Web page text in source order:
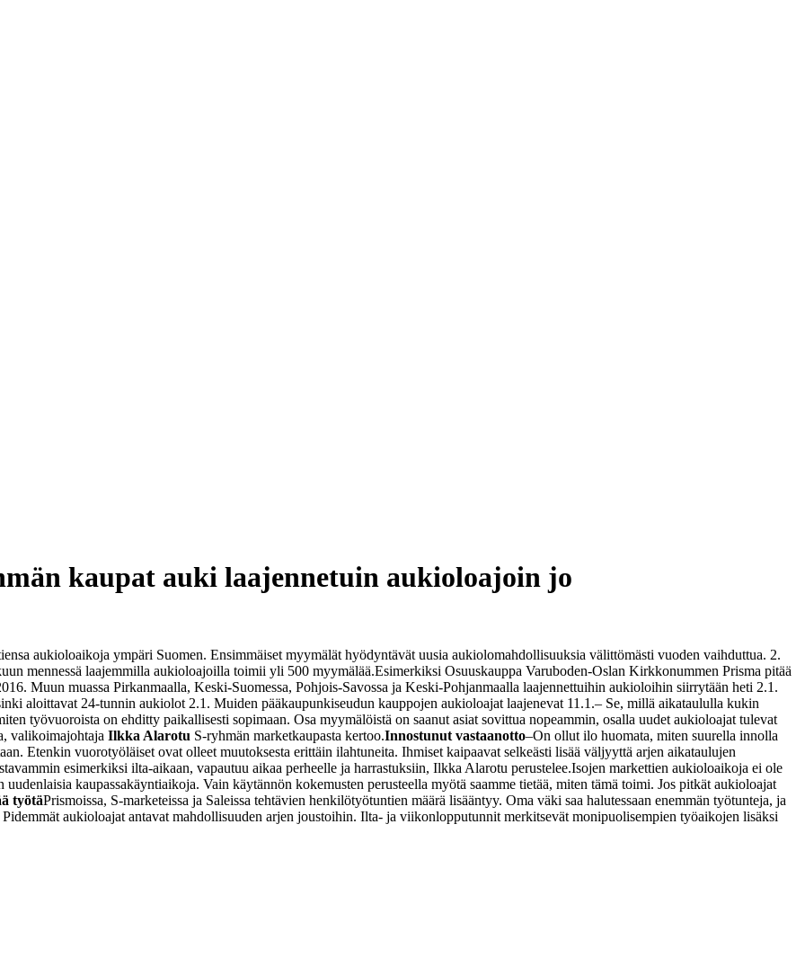
kaupat auki laajennetuin aukioloajoin jo
aukioloaikoja ympäri Suomen. Ensimmäiset myymälät hyödyntävät uusia aukiolomahdollisuuksia välittömästi vuoden vaihduttua. 2.
mennessä laajemmilla aukioloajoilla toimii yli 500 myymälää.Esimerkiksi Osuuskauppa Varuboden-Oslan Kirkkonummen Prisma pitää
Muun muassa Pirkanmaalla, Keski-Suomessa, Pohjois-Savossa ja Keski-Pohjanmaalla laajennettuihin aukioloihin siirrytään heti 2.1.
aloittavat 24-tunnin aukiolot 2.1. Muiden pääkaupunkiseudun kauppojen aukioloajat laajenevat 11.1.– Se, millä aikataululla kukin
työvuoroista on ehditty paikallisesti sopimaan. Osa myymälöistä on saanut asiat sovittua nopeammin, osalla uudet aukioloajat tulevat
valikoimajohtaja Ilkka Alarotu S-ryhmän marketkaupasta kertoo.Innostunut vastaanotto–On ollut ilo huomata, miten suurella innolla
Etenkin vuorotyöläiset ovat olleet muutoksesta erittäin ilahtuneita. Ihmiset kaipaavat selkeästi lisää väljyyttä arjen aikataulujen
esimerkiksi ilta-aikaan, vapautuu aikaa perheelle ja harrastuksiin, Ilkka Alarotu perustelee.Isojen markettien aukioloaikoja ei ole
uudenlaisia kaupassakäyntiaikoja. Vain käytännön kokemusten perusteella myötä saamme tietää, miten tämä toimi. Jos pitkät aukioloajat
työtäPrismoissa, S-marketeissa ja Saleissa tehtävien henkilötyötuntien määrä lisääntyy. Oma väki saa halutessaan enemmän työtunteja, ja
aukioloajat antavat mahdollisuuden arjen joustoihin. Ilta- ja viikonlopputunnit merkitsevät monipuolisempien työaikojen lisäksi